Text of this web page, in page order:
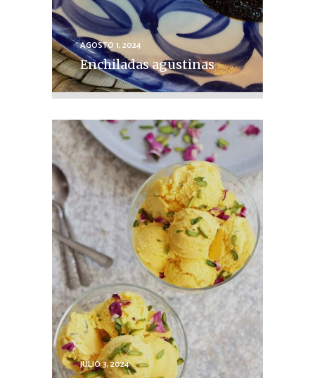
AGOSTO 1, 2024
Enchiladas agustinas
JULIO 3, 2024